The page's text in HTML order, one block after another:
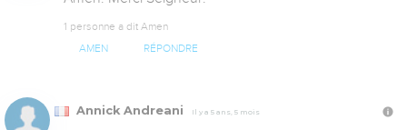
1 personne a dit Amen
AMEN RÉPONDRE
Annick Andreani Il y a 5 ans, 5 mois